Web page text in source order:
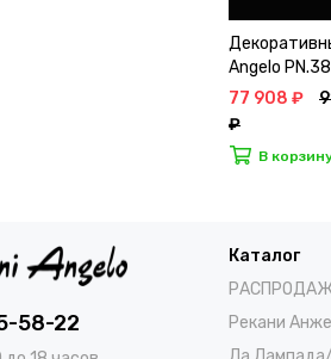
Angelo
77 908 ₽
₽
В
58-22
Каталог
Рекани